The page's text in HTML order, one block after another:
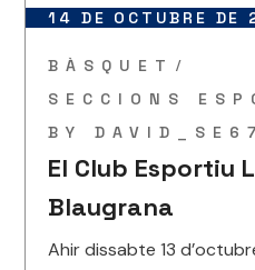
14 DE OCTUBRE DE
BÀSQUET
SECCIONS
BY
El Club Esportiu
Blaugrana
Ahir dissabte 13